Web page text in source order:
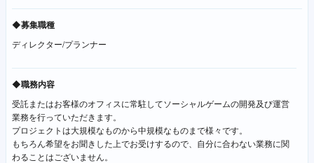
◆募集職種
ディレクター/プランナー
◆職務内容
受託またはお客様のオフィスに常駐してソーシャルゲームの開発及び運営
業務を行っていただきます。
プロジェクトは大規模なものから中規模なものまで様々です。
もちろん希望をお聞きした上でお受けするので、自分に合わない業務に関
わることはございません。